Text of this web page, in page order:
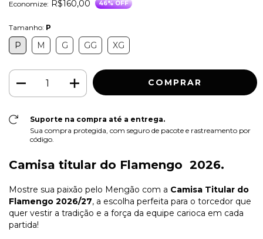
Economize: R$160,00 46% OFF
Tamanho: P
P M G GG XG
Suporte na compra até a entrega.
Sua compra protegida, com seguro de pacote e rastreamento por
código.
Camisa titular do Flamengo 2026.
Mostre sua paixão pelo Mengão com a Camisa Titular do
Flamengo 2026/27, a escolha perfeita para o torcedor que
quer vestir a tradição e a força da equipe carioca em cada
partida!